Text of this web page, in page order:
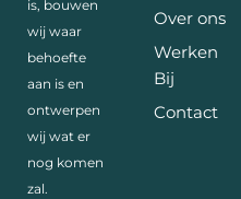
is, bouwen
wij waar
behoefte
aan is en
ontwerpen
wij wat er
nog komen
zal.
Over ons
Werken
Bij
Contact